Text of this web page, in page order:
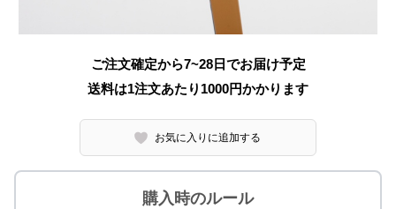
ご注文確定から7~28日でお届け予定
送料は1注文あたり 1000円かかります
お気に入りに追加する
購入時のルール